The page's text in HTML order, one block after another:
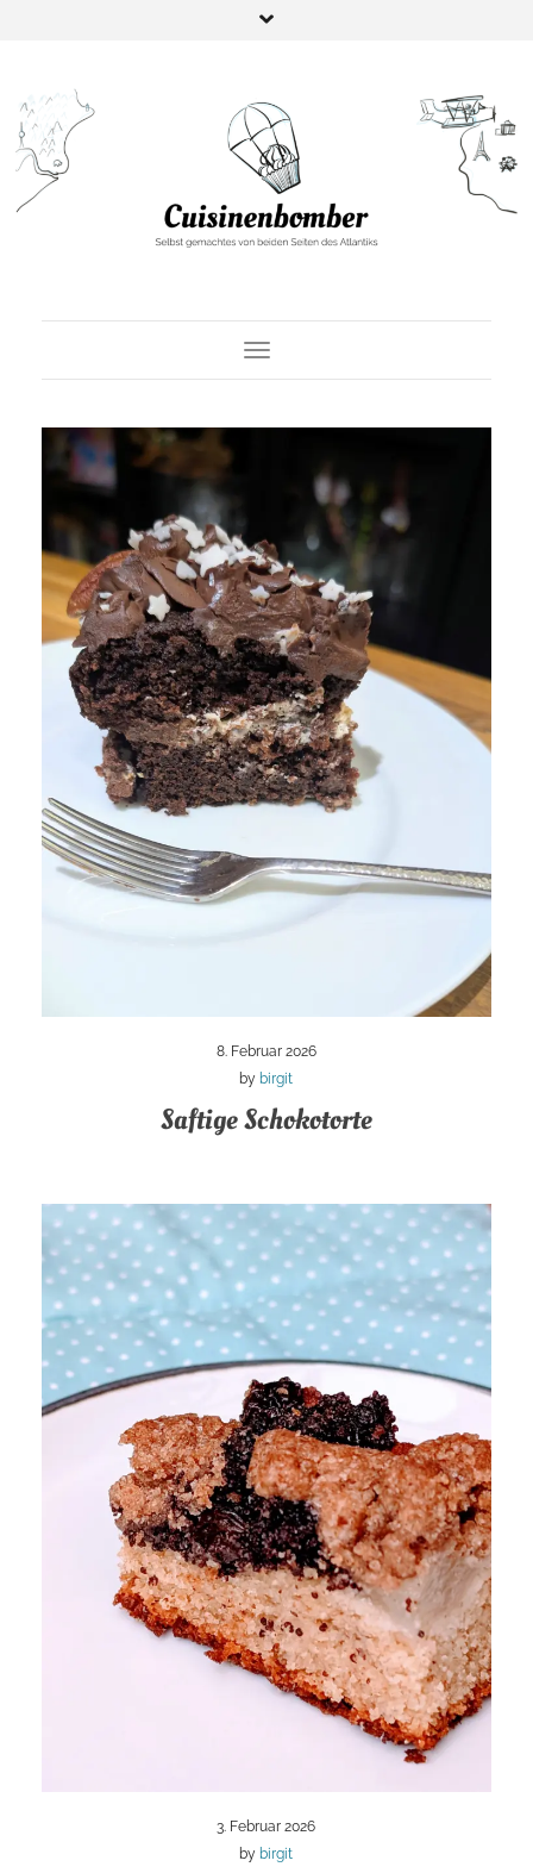
Toggle Navigation
8. Februar 2026
by birgit
Saftige Schokotorte
3. Februar 2026
by birgit